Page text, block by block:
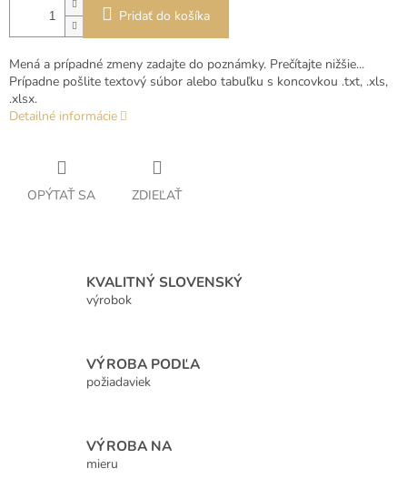
Pridať do košíka
Mená a prípadné zmeny zadajte do poznámky. Prečítajte nižšie...
Prípadne pošlite textový súbor alebo tabuľku s koncovkou .txt, .xls,
.xlsx.
Detailné informácie
OPÝTAŤ SA ZDIEĽAŤ
KVALITNÝ SLOVENSKÝ
výrobok
VÝROBA PODĽA
požiadaviek
VÝROBA NA
mieru